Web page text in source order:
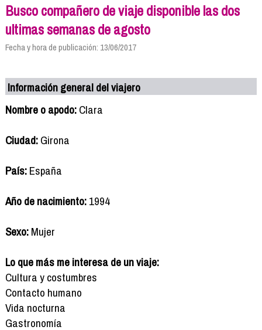
Busco compañero de viaje disponible las dos
ultimas semanas de agosto
Fecha y hora de publicación: 13/06/2017
Información general del viajero
Nombre o apodo:Clara
Ciudad:Girona
País:España
Año de nacimiento:1994
Sexo:Mujer
Lo que más me interesa de un viaje:
Cultura y costumbres
Contacto humano
Vida nocturna
Gastronomía